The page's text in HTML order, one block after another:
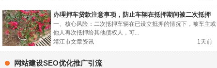
办理押车贷款注意事项，防止车辆在抵押期间被二次抵押
一、核心风险：二次抵押车辆在已设立抵押的情况下，被车主或
他人再次抵押给其他债权人，可...
靖江市文章资讯
1天前
网站建设SEO优化推广引流